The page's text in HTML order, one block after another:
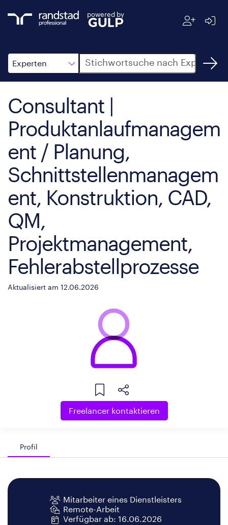
powered by
Experten
Suche
Consultant |
Produktanlaufmanagem
ent / Planung,
Schnittstellenmanagem
ent, Konstruktion, CAD,
QM,
Projektmanagement,
Fehlerabstellprozesse
Aktualisiert am 12.06.2026
Freelancer kontaktieren
Profil
Mitarbeiter eines Dienstleisters
Remote-Arbeit
Verfügbar ab: 16.06.2026